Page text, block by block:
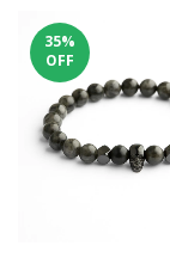
35%
OFF